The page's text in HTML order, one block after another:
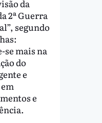
da
2ª Guerra
segundo
se mais na
do
e
e